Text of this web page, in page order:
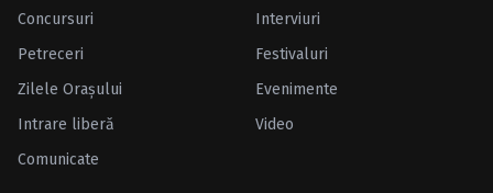
Concursuri
Interviuri
Petreceri
Festivaluri
Zilele Oraşului
Evenimente
Intrare liberă
Video
Comunicate